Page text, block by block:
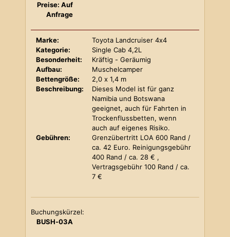
Preise: Auf
Anfrage
Marke:
Toyota Landcruiser 4x4
Kategorie:
Single Cab 4,2L
Besonderheit:
Kräftig - Geräumig
Aufbau:
Muschelcamper
Bettengröße:
2,0 x 1,4 m
Beschreibung:
Dieses Model ist für ganz
Namibia und Botswana
geeignet, auch für Fahrten in
Trockenflussbetten, wenn
auch auf eigenes Risiko.
Gebühren:
Grenzübertritt LOA 600 Rand /
ca. 42 Euro. Reinigungsgebühr
400 Rand / ca. 28 € ,
Vertragsgebühr 100 Rand / ca.
7 €
Buchungskürzel:
BUSH-03A